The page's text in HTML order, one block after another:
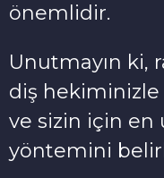
önemlidir.
Unutmayın ki,
diş hekiminizle
ve sizin için en
yöntemini